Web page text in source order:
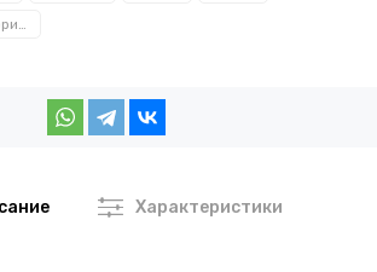
Silver Collection (гибриды)
Характеристики